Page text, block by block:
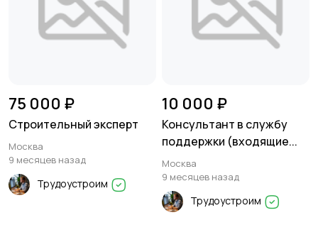
75 000 ₽
Строительный эксперт
Москва
9 месяцев назад
Трудоустроим
10 000 ₽
Консультант в службу
поддержки (входящие...
Москва
9 месяцев назад
Трудоустроим